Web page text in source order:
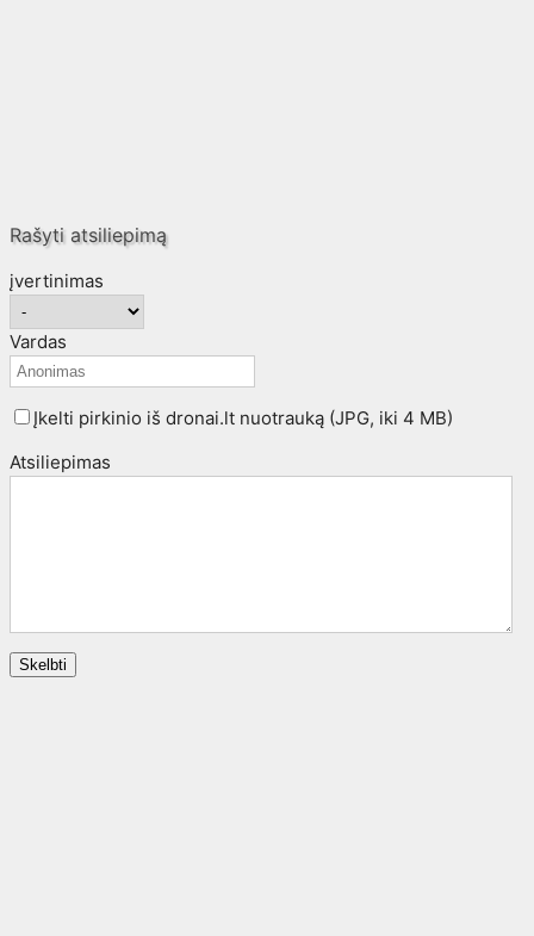
Rašyti atsiliepimą
įvertinimas
Vardas
Įkelti pirkinio iš dronai.lt nuotrauką (JPG, iki 4 MB)
Atsiliepimas